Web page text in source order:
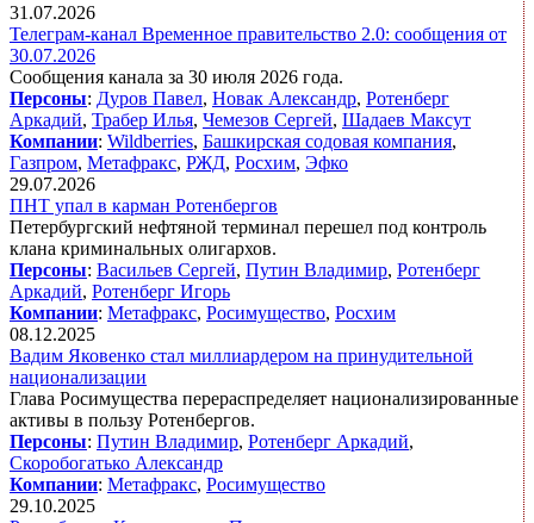
31.07.2026
Телеграм-канал Временное правительство 2.0: сообщения от
30.07.2026
Сообщения канала за 30 июля 2026 года.
Персоны: Дуров Павел, Новак Александр, Ротенберг
Аркадий, Трабер Илья, Чемезов Сергей, Шадаев Максут
Компании: Wildberries, Башкирская содовая компания,
Газпром, Метафракс, РЖД, Росхим, Эфко
29.07.2026
ПНТ упал в карман Ротенбергов
Петербургский нефтяной терминал перешел под контроль
клана криминальных олигархов.
Персоны: Васильев Сергей, Путин Владимир, Ротенберг
Аркадий, Ротенберг Игорь
Компании: Метафракс, Росимущество, Росхим
08.12.2025
Вадим Яковенко стал миллиардером на принудительной
национализации
Глава Росимущества перераспределяет национализированные
активы в пользу Ротенбергов.
Персоны: Путин Владимир, Ротенберг Аркадий,
Скоробогатько Александр
Компании: Метафракс, Росимущество
29.10.2025